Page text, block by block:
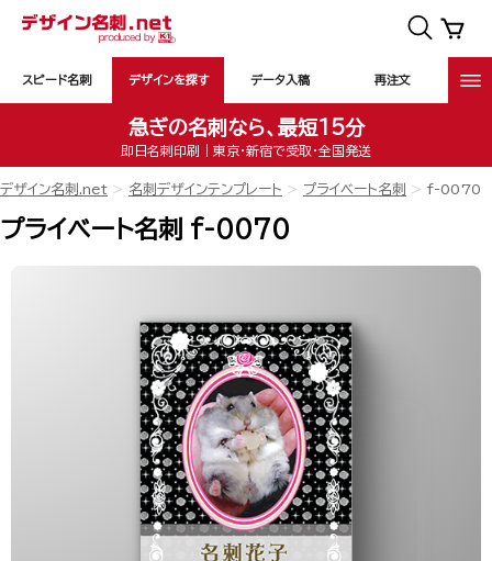
スピード名刺 デザインを探す データ入稿 再注文
急ぎの名刺なら、最短15分
即日名刺印刷｜東京・新宿で受取・全国発送
デザイン名刺.net 名刺デザインテンプレート プライベート名刺 f-0070
プライベート名刺 f-0070